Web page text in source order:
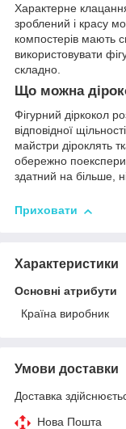
Характерне
зроблений і красу
компостерів мають
використовувати
складно.
Що можна
Фігурний діркокол
відповідної
майстри діроклять
обережно
здатний на більше,
Приховати
Характеристики
Основні атрибути
Країна виробник
Умови доставки
Доставка
Нова Пошта